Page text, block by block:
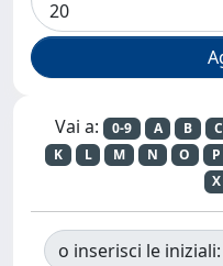
Vai a: 0-9 A B C
K
L M N O P
X
o inserisci le iniziali: